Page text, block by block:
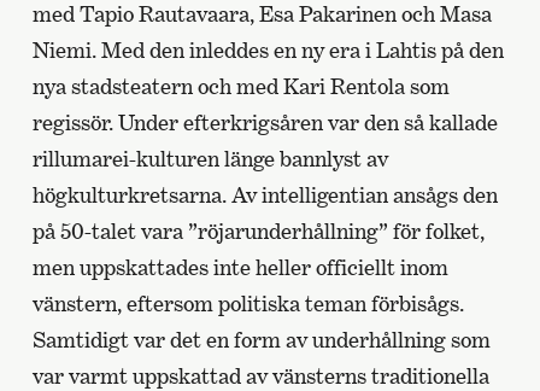
med Tapio Rautavaara, Esa Pakarinen och Masa
Niemi. Med den inleddes en ny era i Lahtis på den
nya stadsteatern och med Kari Rentola som
regissör. Under efterkrigsåren var den så kallade
rillumarei-kulturen länge bannlyst av
högkulturkretsarna. Av intelligentian ansågs den
på 50-talet vara ”röjarunderhållning” för folket,
men uppskattades inte heller officiellt inom
vänstern, eftersom politiska teman förbisågs.
Samtidigt var det en form av underhållning som
var varmt uppskattad av vänsterns traditionella